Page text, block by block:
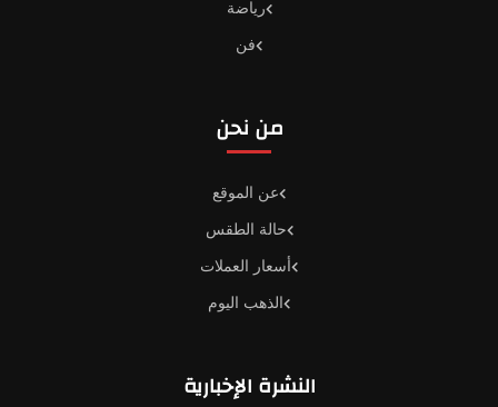
رياضة
فن
من نحن
عن الموقع
حالة الطقس
أسعار العملات
الذهب اليوم
النشرة الإخبارية